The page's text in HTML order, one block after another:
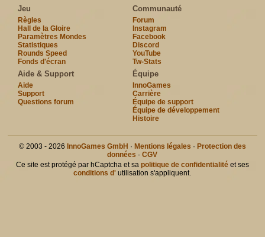
Jeu
Règles
Hall de la Gloire
Paramètres Mondes
Statistiques
Rounds Speed
Fonds d'écran
Communauté
Forum
Instagram
Facebook
Discord
YouTube
Tw-Stats
Aide & Support
Aide
Support
Questions forum
Équipe
InnoGames
Carrière
Équipe de support
Équipe de développement
Histoire
© 2003 - 2026 InnoGames GmbH · Mentions légales · Protection des
données ·CGV
Ce site est protégé par hCaptcha et sa politique de confidentialitéet ses
conditions d' utilisation s'appliquent.